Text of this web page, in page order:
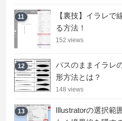
11
【裏技】イラレで
る方法！
152 views
12
パスのままイラレ
形方法とは？
148 views
13
Illustratorの選択範